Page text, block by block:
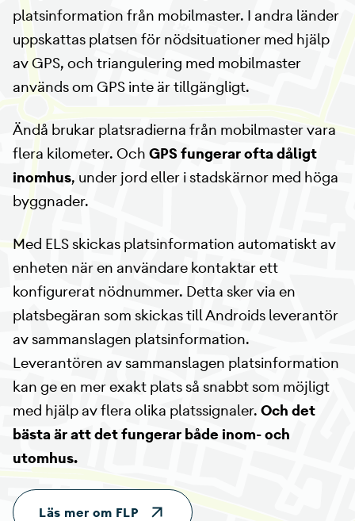
platsinformation från mobilmaster. I andra länder
uppskattas platsen för nödsituationer med hjälp
av GPS, och triangulering med mobilmaster
används om GPS inte är tillgängligt.
Ändå brukar platsradierna från mobilmaster vara
flera kilometer. Och GPS fungerar ofta dåligt
inomhus, under jord eller i stadskärnor med höga
byggnader.
Med ELS skickas platsinformation automatiskt av
enheten när en användare kontaktar ett
konfigurerat nödnummer. Detta sker via en
platsbegäran som skickas till Androids leverantör
av sammanslagen platsinformation.
Leverantören av sammanslagen platsinformation
kan ge en mer exakt plats så snabbt som möjligt
med hjälp av flera olika platssignaler. Och det
bästa är att det fungerar både inom- och
utomhus.
Läs mer om FLP